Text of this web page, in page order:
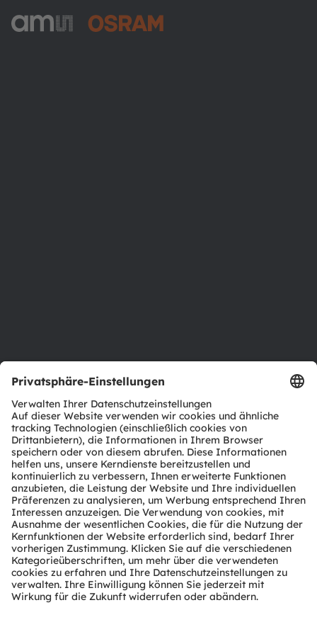
Produkt Selektor
Download Center
Tools
Kundenanfragen
Technischer Support
Partner Netzwerk
Whistleblowing
© 2026 ams-OSRAM AG. All rights reserved.